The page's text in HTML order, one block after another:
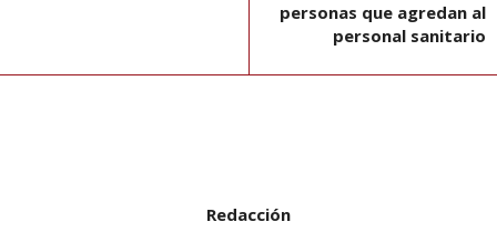
personas que agredan al
personal sanitario
Redacción